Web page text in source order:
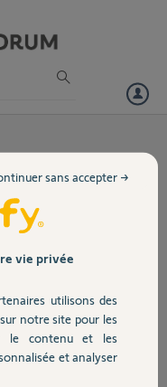
?
mais celle-ci
sur la partie haute
Freevia et le Slidymoove,
vie privée
utilisons des
notre site pour les
le contenu et les
et analyser
sans accepter →